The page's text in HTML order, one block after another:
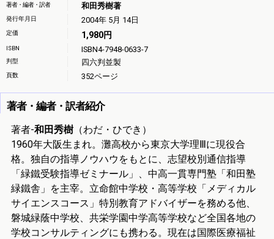
著者・編者・訳者 和田秀樹著
発行年月日 2004年 5月 14日
定価 1,980円
ISBN ISBN4-7948-0633-7
判型 四六判並製
頁数 352ページ
著者・編者・訳者紹介
著者-和田秀樹（わだ・ひでき）
1960年大阪生まれ。灘高校から東京大学理Ⅲに現役合
格。独自の指導ノウハウをもとに、志望校別通信指導
「緑鐵受験指導ゼミナール」、中高一貫専門塾「和田塾
緑鐵舎」を主宰。立命館中学校・高等学校「メディカル
サイエンスコース」特別教育アドバイザーを務める他、
磐城緑蔭中学校、共栄学園中学高等学校など全国各地の
学校コンサルティングにも携わる。現在は国際医療福祉